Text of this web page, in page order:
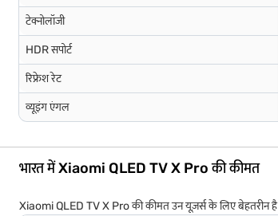
टेक्नोलॉजी
HDR सपोर्ट
रिफ्रेश रेट
व्यूइंग एंगल
भारत में Xiaomi QLED TV X Pro की कीमत
Xiaomi QLED TV X Pro की कीमत उन यूज़र्स के लिए बेहतरीन है